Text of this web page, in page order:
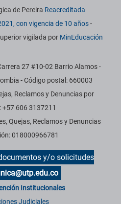
de Pereira Reacreditada
con vigencia de 10 años-
vigilada por MinEducación
27 #10-02 Barrio Alamos -
- Código postal: 660003
Reclamos y Denuncias por
+57 606 3137211
Quejas, Reclamos y Denuncias
018000966781
y/o solicitudes
Institucionales
Judiciales